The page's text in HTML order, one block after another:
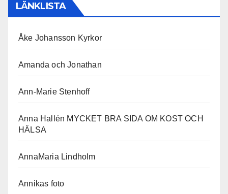
LÄNKLISTA
Åke Johansson Kyrkor
Amanda och Jonathan
Ann-Marie Stenhoff
Anna Hallén MYCKET BRA SIDA OM KOST OCH
HÄLSA
AnnaMaria Lindholm
Annikas foto